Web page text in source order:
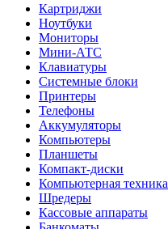
Картриджи
Ноутбуки
Мониторы
Мини-АТС
Клавиатуры
Системные блоки
Принтеры
Телефоны
Аккумуляторы
Компьютеры
Планшеты
Компакт-диски
Компьютерная техника
Шредеры
Кассовые аппараты